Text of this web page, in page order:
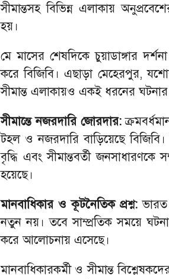
সীমান্তসহ বিভিন্ন এলাকায়
হয়।
মে মাসের শেষদিকে চুয়াডাঙ্গার
করে বিজিবি। এছাড়া মেহেরপুর,
সীমান্ত এলাকায়ও একই ধরনের
সীমান্তে নজরদারি জোরদার:
টহল ও নজরদারি বাড়িয়েছে
বৃদ্ধি এবং সীমান্তবর্তী জনসাধারণকে
হয়েছে।
মানবাধিকার ও কূটনৈতিক প্রশ্ন:
নতুন নয়। তবে সাম্প্রতিক সময়ে
করে আলোচনায় এসেছে।
মানবাধিকারকর্মী ও সীমান্ত